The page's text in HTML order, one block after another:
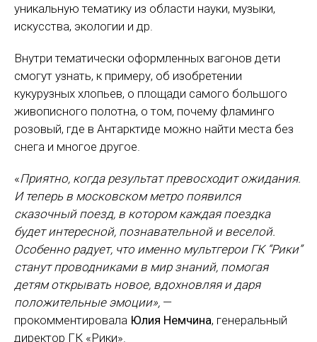
уникальную тематику из области науки, музыки,
искусства, экологии и др.
Внутри тематически оформленных вагонов дети
смогут узнать, к примеру, об изобретении
кукурузных хлопьев, о площади самого большого
живописного полотна, о том, почему фламинго
розовый, где в Антарктиде можно найти места без
снега и многое другое.
«Приятно, когда результат превосходит ожидания.
И теперь в московском метро появился
сказочный поезд, в котором каждая поездка
будет интересной, познавательной и веселой.
Особенно радует, что именно мультгерои ГК “Рики”
станут проводниками в мир знаний, помогая
детям открывать новое, вдохновляя и даря
положительные эмоции», —
прокомментировала Юлия Немчина, генеральный
директор ГК «Рики».